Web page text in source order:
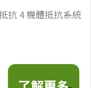
抗 4 機體抵抗系統